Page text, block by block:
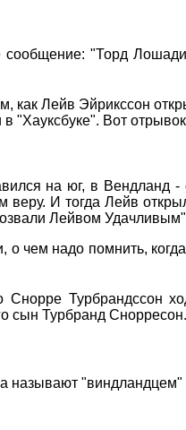
"Торд
как Лейв Эйрикссон
"Хауксбуке". Вот отрывок
на юг, в Вендланд
И тогда Лейв
Лейвом
чем надо помнить,
Снорре Турбрандссон
сын Турбранд Снорресон.
называют